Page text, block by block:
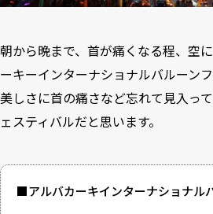
朝から晩まで、首が痛くなる程、空
ーキーインターナショナルバルーン
美しさに首の痛さなど忘れて見入っ
ェスティバルだと思います。
■アルバカーキインターナショナル